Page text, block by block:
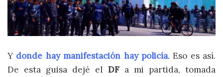
Y donde hay manifestación hay policía. Eso es así.
De esta guisa dejé el DFa mi partida, tomada